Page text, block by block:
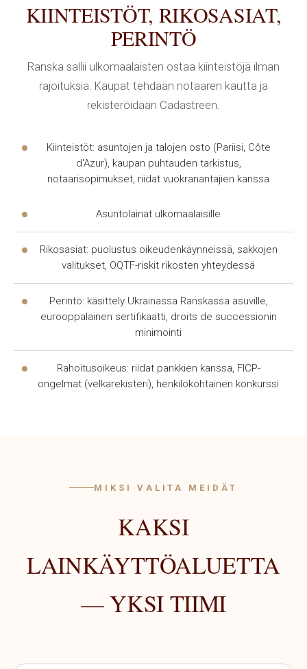
KIINTEISTÖT, RIKOSASIAT,
PERINTÖ
Ranska sallii ulkomaalaisten ostaa kiinteistöjä ilman
rajoituksia. Kaupat tehdään notaaren kautta ja
rekisteröidään Cadastreen.
Kiinteistöt: asuntojen ja talojen osto (Pariisi, Côte
d'Azur), kaupan puhtauden tarkistus,
notaarisopimukset, riidat vuokranantajien kanssa
Asuntolainat ulkomaalaisille
Rikosasiat: puolustus oikeudenkäynneissä, sakkojen
valitukset, OQTF-riskit rikosten yhteydessä
Perintö: käsittely Ukrainassa Ranskassa asuville,
eurooppalainen sertifikaatti, droits de successionin
minimointi
Rahoitusoikeus: riidat pankkien kanssa, FICP-
ongelmat (velkarekisteri), henkilökohtainen konkurssi
MIKSI VALITA MEIDÄT
KAKSI
LAINKÄYTTÖALUETTA
— YKSI TIIMI